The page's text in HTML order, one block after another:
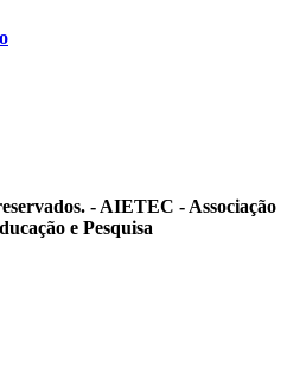
- AIETEC - Associação
e Pesquisa